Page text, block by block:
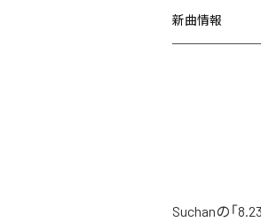
新曲情報
Suchanの「